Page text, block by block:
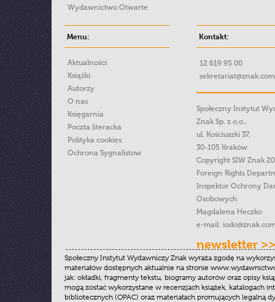
Wydawnictwo Otwarte
Menu:
Aktualności
Książki
Autorzy
O nas
Księgarnia
Poczta literacka
Polityka cookies
Ochrona Sygnalistow
Kontakt:
12 619 95 00
Społeczny Instytut
Znak Sp. z o.o.,
ul. Kościuszki 37,
30-105 Kraków
Copyright SIW Znak
Foreign Rights
Inspektor Ochrony
Osobowych
Magdalena Heczko
e-mail:
newsletter >>
Społeczny Instytut Wydawniczy Znak wyraża zgodę na
materiałów dostępnych aktualnie na stronie
jak: okładki, fragmenty tekstu, biogramy autorów oraz opisy
mogą zostać wykorzystane w recenzjach książek, katalogach
bibliotecznych (OPAC) oraz materiałach promujących legalną